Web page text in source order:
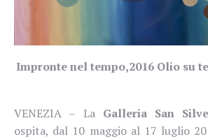
Impronte nel tempo,2016 Olio su
VENEZIA – La Galleria San
ospita, dal 10 maggio al 17 luglio